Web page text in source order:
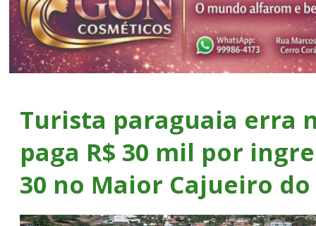
Turista paraguaia erra
paga R$ 30 mil por
30 no Maior Cajueiro